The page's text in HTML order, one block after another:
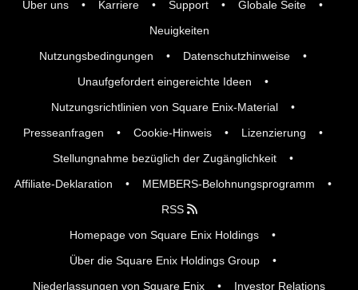
Über uns Karriere Support
Globale Seite
Neuigkeiten
Nutzungsbedingungen
Datenschutzhinweise
Unaufgefordert eingereichte Ideen
Nutzungsrichtlinien von Square Enix-Material
Presseanfragen
Cookie-Hinweis
Lizenzierung
Stellungnahme bezüglich der Zugänglichkeit
Affiliate-Deklaration
MEMBERS-Belohnungsprogramm
RSS
Homepage von Square Enix Holdings
Über die Square Enix Holdings Group
Niederlassungen von Square Enix
Investor Relations